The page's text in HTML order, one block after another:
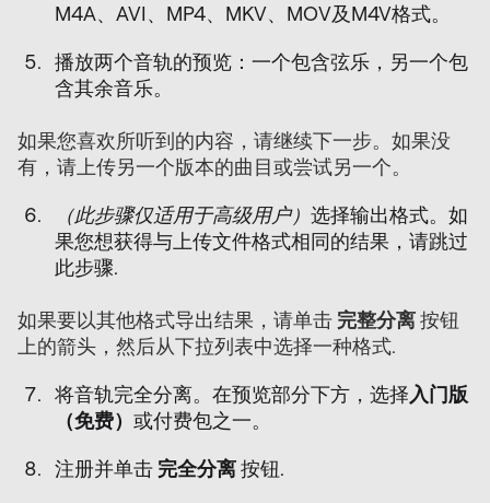
M4A、AVI、MP4、MKV、MOV及M4V格式。
播放两个音轨的预览：一个包含弦乐，另一个包
含其余音乐。
如果您喜欢所听到的内容，请继续下一步。如果没
有，请上传另一个版本的曲目或尝试另一个。
（此步骤仅适用于高级用户） 选择输出格式。如
果您想获得与上传文件格式相同的结果，请跳过
此步骤.
如果要以其他格式导出结果，请单击 完整分离按钮
上的箭头，然后从下拉列表中选择一种格式.
将音轨完全分离。在预览部分下方，选择入门版
（免费） 或付费包之一。
注册并单击 完全分离按钮.